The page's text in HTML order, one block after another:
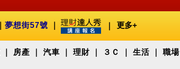
夢想街57號 更多+
房產 汽車 理財 ３Ｃ 生活 職場